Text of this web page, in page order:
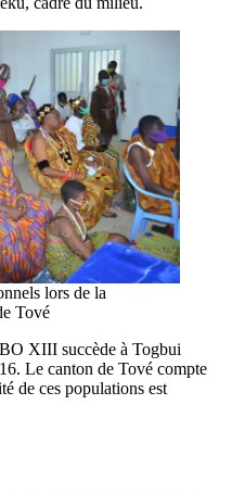
lors de la
Tové
XIII succède à Togbui
Le canton de Tové compte
de ces populations est